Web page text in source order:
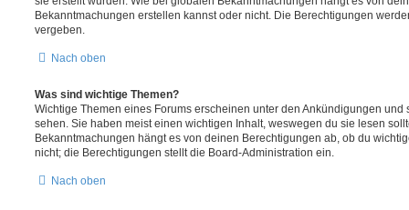
Bekanntmachungen erstellen kannst oder nicht. Die Berechtigungen
vergeben.
Nach oben
Was sind wichtige Themen?
Wichtige Themen eines Forums erscheinen unter den Ankündigungen und
sehen. Sie haben meist einen wichtigen Inhalt, weswegen du sie lesen
Bekanntmachungen hängt es von deinen Berechtigungen ab, ob du
nicht; die Berechtigungen stellt die Board-Administration ein.
Nach oben